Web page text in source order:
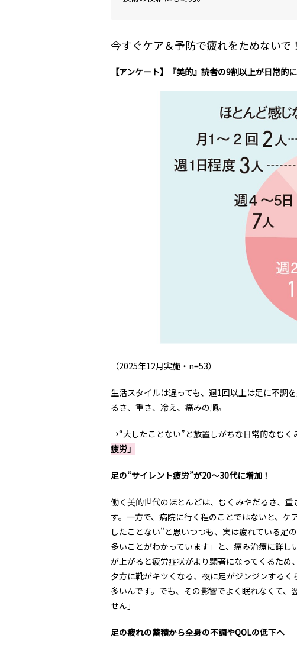
今すぐケア＆予防で疲れをためないで
【アンケート】『美的』読者の9割以上が日常的
（2025年12月実施・n=53）
生活スタイルは違っても、週1回以上は足に不調
るさ、重さ、冷え、痛みの順。
→“大したことない”と放置しがちな日常的なむく
疲労」
足の“サイレント疲労”が20〜30代に増加！
働く美的世代のほとんどは、むくみやだるさ、
す。一方で、病院に行く程のことではないと、
したことない”と思いつつも、実は疲れている足
多いことがわかっています」と、痛み治療に詳
が上がると疲労症状がより顕著になってくるため
夕方に靴がキツくなる、夜に足がジンジンする
多いんです。でも、その影響でよく眠れなくて
せん」
足の疲れの蓄積から全身の不調やQOLの低下へ